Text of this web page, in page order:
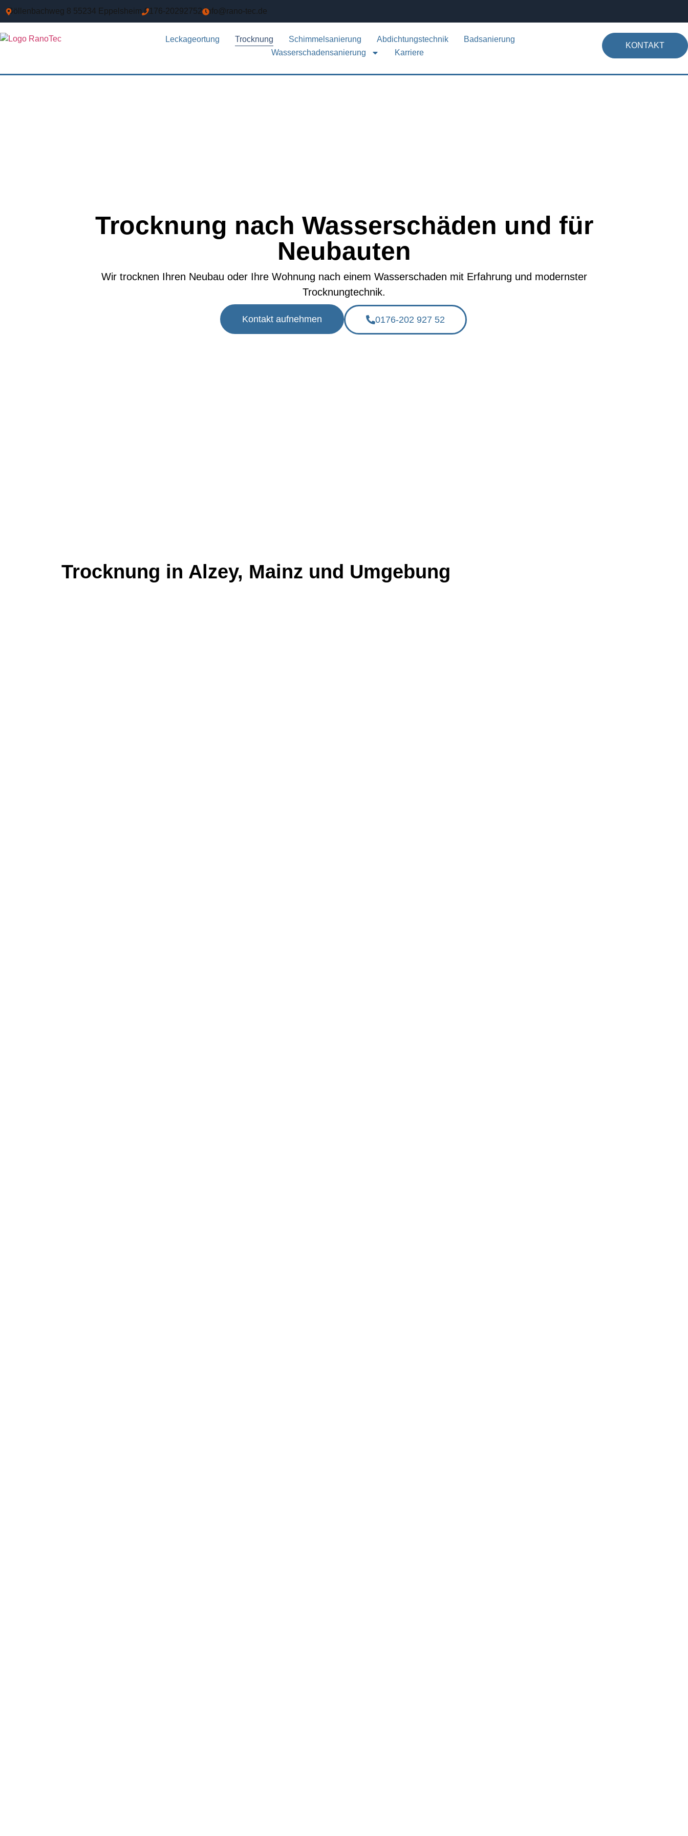
Böllenbachweg 8 55234 Eppelsheim 0176-20292752 info@rano-tec.de
Leckageortung Trocknung Schimmelsanierung Abdichtungstechnik
Badsanierung
Wasserschadensanierung
Karriere
KONTAKT
Trocknung nach Wasserschäden und für
Neubauten
Wir trocknen Ihren Neubau oder Ihre Wohnung nach einem Wasserschaden mit Erfahrung und modernster
Trocknungtechnik.
Kontakt aufnehmen 0176-202 927 52
Trocknung in Alzey, Mainz und Umgebung